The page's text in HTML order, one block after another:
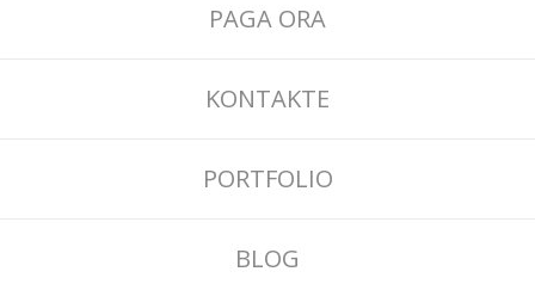
PAGA ORA
KONTAKTE
PORTFOLIO
BLOG